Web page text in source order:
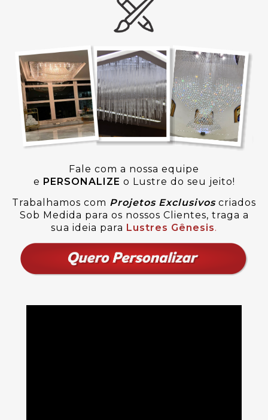
Fale com a nossa equipe
e PERSONALIZE o Lustre do seu jeito!
Trabalhamos com Projetos Exclusivoscriados
Sob Medida para os nossos Clientes, traga a
sua ideia para Lustres Gênesis.